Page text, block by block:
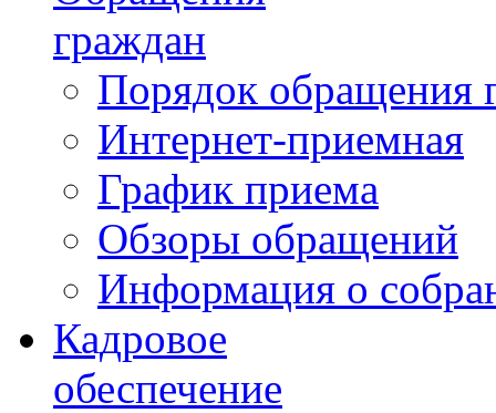
граждан
Порядок обращения
Интернет-приемная
График приема
Обзоры обращений
Информация о
Кадровое
обеспечение